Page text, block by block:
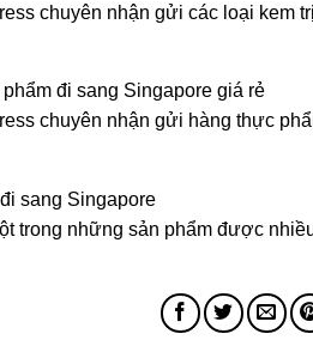
chuyên nhận gửi các loại kem
đi sang Singapore giá rẻ
chuyên nhận gửi hàng thực
sang Singapore
trong những sản phẩm được